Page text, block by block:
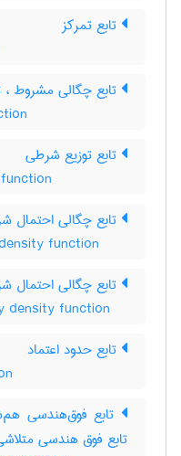
تابع تمرکز
تابع چگالی مشروط
تابع توزیع شرطی
تابع چگالی احتمال
function
تابع چگالی احتمال
density function
تابع حدود اعتماد
تابع فوق‌هندسی
تابع فوق هندسی